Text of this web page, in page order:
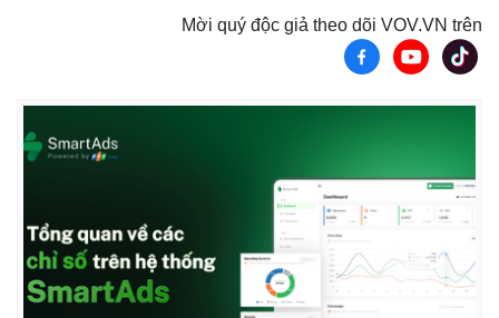
Vụ án
Tin nóng
Tư vấn luật
Vũ khí
Mời quý độc giả theo dõi VOV.VN trên